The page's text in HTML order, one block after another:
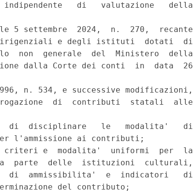
indipendente   di   valutazione   della
5 settembre  2024,  n.  270,  recante
e degli istituti  dotati  di
non  generale  del  Ministero  della
dalla Corte dei conti  in  data  26
n. 534, e successive modificazioni,
di  contributi  statali  alle
di  disciplinare   le   modalita'   di
l'ammissione ai contributi;
e  modalita'  uniformi  per  la
da  parte  delle  istituzioni  culturali,
di  ammissibilita'  e  indicatori   di
del contributo;